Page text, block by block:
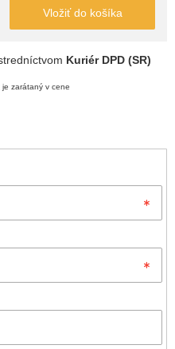
Vložiť do košíka
Kuriér DPD (SR)
zarátaný v cene